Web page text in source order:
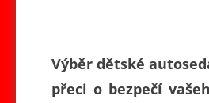
Výběr dětské
přeci o bezpečí